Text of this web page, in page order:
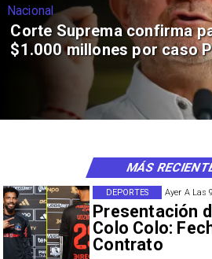
Nacional
Corte Suprema confirma
$1.000 millones por caso
Ayer A Las
Presentación
Colo Colo:
Contrato
DEPORTES
MÁS